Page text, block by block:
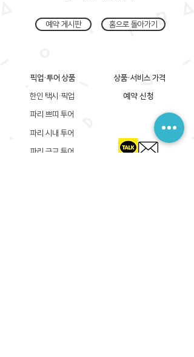
예약 게시판 홈으로 돌아가기
픽업·투어 상품
한인 택시·픽업
상품·서비스 가격
예약 신청
파리 쁘띠 투어
파리 시내 투어
파리 근교 투어